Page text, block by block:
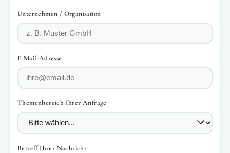
Unternehmen / Organisation
E-Mail-Adresse
Themenbereich Ihrer Anfrage
Betreff Ihrer Nachricht